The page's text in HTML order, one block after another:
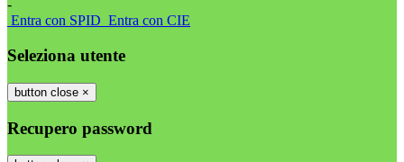
-
Entra con SPID Entra con CIE
Seleziona utente
button close ×
Recupero password